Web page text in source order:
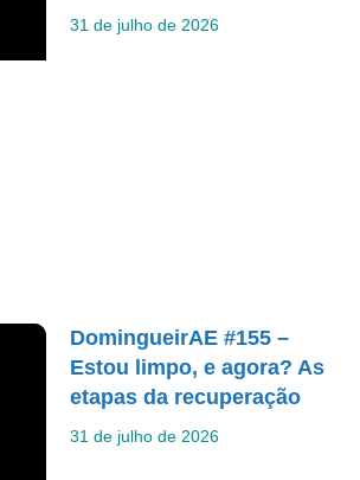
31 de julho de 2026
DomingueirAE #155 –
Estou limpo, e agora? As
etapas da recuperação
31 de julho de 2026